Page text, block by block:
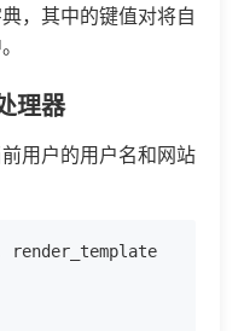
，其中的键值对将自
理器
用户的用户名和网站